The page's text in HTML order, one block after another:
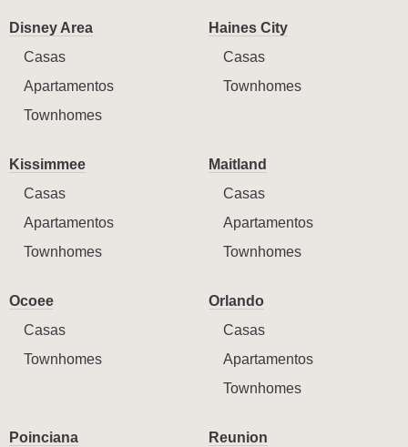
Disney Area
Casas
Apartamentos
Townhomes
Haines City
Casas
Townhomes
Kissimmee
Casas
Apartamentos
Townhomes
Maitland
Casas
Apartamentos
Townhomes
Ocoee
Casas
Townhomes
Orlando
Casas
Apartamentos
Townhomes
Poinciana
Reunion